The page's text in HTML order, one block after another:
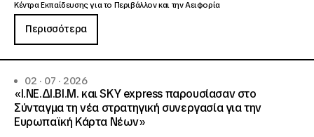
Κέντρα Εκπαίδευσης για το Περιβάλλον και την Αειφορία
Περισσότερα
02 · 07 · 2026
«Ι.ΝΕ.ΔΙ.ΒΙ.Μ. και SKY express παρουσίασαν στο
Σύνταγμα τη νέα στρατηγική συνεργασία για την
Ευρωπαϊκή Κάρτα Νέων»